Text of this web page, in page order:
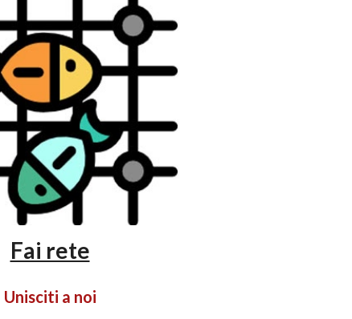
Fai rete
Unisciti a noi